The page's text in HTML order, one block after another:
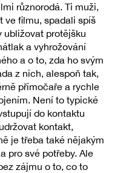
různorodá. Ti muži,
ve filmu, spadali spíš
ubližovat protějšku
a vyhrožování
a o to, zda ho svým
z nich, alespoň tak,
přímočaře a rychle
Není to typické
do kontaktu
kontakt,
je třeba také nějakým
pro své potřeby. Ale
zájmu o to, co to